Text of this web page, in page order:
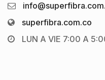
superfibra.com.co
LUN A VIE 7:00 A